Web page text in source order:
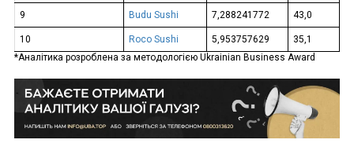
9 Budu Sushi 7,288241772 43,0
10 Roco Sushi 5,953757629
35,1
*Аналітика розроблена за методологією Ukrainian Business Award